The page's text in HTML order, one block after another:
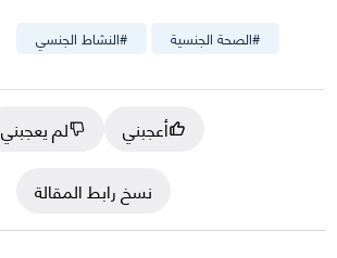
#النشاط الجنسي #الصحة الجنسية
أعجبني
لم يعجبني
نسخ رابط المقالة